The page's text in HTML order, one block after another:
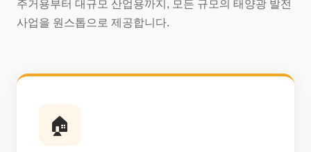
주거용부터 대규모 산업용까지, 모든 규모의 태양광 발전
사업을 원스톱으로 제공합니다.
🏠